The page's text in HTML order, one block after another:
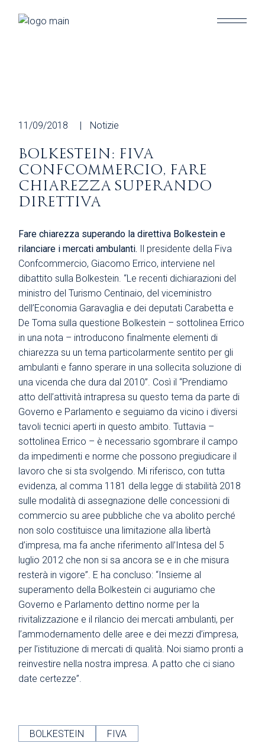
11/09/2018 Notizie
BOLKESTEIN: FIVA
CONFCOMMERCIO, FARE
CHIAREZZA SUPERANDO
DIRETTIVA
Fare chiarezza superando la direttiva Bolkestein e
rilanciare i mercati ambulanti. Il presidente della Fiva
Confcommercio, Giacomo Errico, interviene nel
dibattito sulla Bolkestein. “Le recenti dichiarazioni del
ministro del Turismo Centinaio, del viceministro
dell’Economia Garavaglia e dei deputati Carabetta e
De Toma sulla questione Bolkestein – sottolinea Errico
in una nota – introducono finalmente elementi di
chiarezza su un tema particolarmente sentito per gli
ambulanti e fanno sperare in una sollecita soluzione di
una vicenda che dura dal 2010”. Così il “Prendiamo
atto dell’attività intrapresa su questo tema da parte di
Governo e Parlamento e seguiamo da vicino i diversi
tavoli tecnici aperti in questo ambito. Tuttavia –
sottolinea Errico – è necessario sgombrare il campo
da impedimenti e norme che possono pregiudicare il
lavoro che si sta svolgendo. Mi riferisco, con tutta
evidenza, al comma 1181 della legge di stabilità 2018
sulle modalità di assegnazione delle concessioni di
commercio su aree pubbliche che va abolito perché
non solo costituisce una limitazione alla libertà
d’impresa, ma fa anche riferimento all’Intesa del 5
luglio 2012 che non si sa ancora se e in che misura
resterà in vigore”. E ha concluso: “Insieme al
superamento della Bolkestein ci auguriamo che
Governo e Parlamento dettino norme per la
rivitalizzazione e il rilancio dei mercati ambulanti, per
l’ammodernamento delle aree e dei mezzi d’impresa,
per l’istituzione di mercati di qualità. Noi siamo pronti a
reinvestire nella nostra impresa. A patto che ci siano
date certezze”.
BOLKESTEIN FIVA